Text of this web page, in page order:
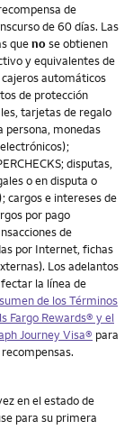
de
de 60 días. Las
quenose obtienen
y equivalentes de
automáticos
de protección
tarjetas de regalo
persona, monedas
disputas,
o en disputa o
cargos e intereses de
por pago
de
por Internet, fichas
Los adelantos
la línea de
de los Términos
Fargo Rewards® y el
Journey Visa® para
en el estado de
para su primera